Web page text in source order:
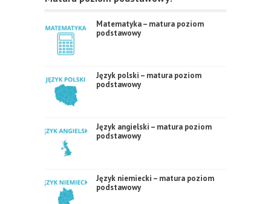
Matematyka – matura poziom
podstawowy
Język polski – matura poziom
podstawowy
Język angielski – matura poziom
podstawowy
Język niemiecki – matura poziom
podstawowy